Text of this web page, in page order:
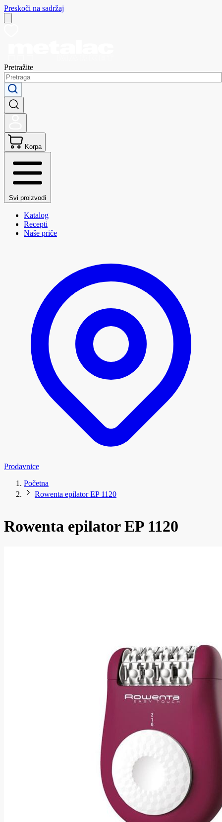
Preskoči na sadržaj
Pretražite
Korpa
Svi proizvodi
Katalog
Recepti
Naše priče
Prodavnice
Početna
Rowenta epilator EP 1120
Rowenta epilator EP 1120